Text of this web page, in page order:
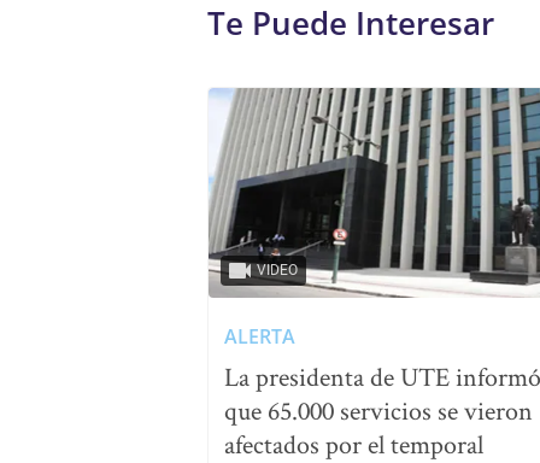
Te Puede Interesar
VIDEO
ALERTA
La presidenta de UTE informó
que 65.000 servicios se vieron
afectados por el temporal